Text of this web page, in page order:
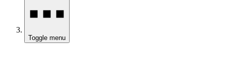
Toggle menu